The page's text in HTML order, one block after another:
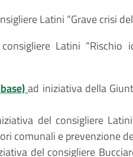
Latini “Grave crisi
Latini “Rischio
ad iniziativa della
del consigliere
comunali e prevenzione
del consigliere